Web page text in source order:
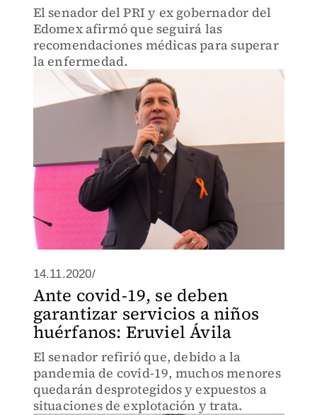
El senador del PRI y ex gobernador del
Edomex afirmó que seguirá las
recomendaciones médicas para superar
la enfermedad.
14.11.2020/
Ante covid-19, se deben
garantizar servicios a niños
huérfanos: Eruviel Ávila
El senador refirió que, debido a la
pandemia de covid-19, muchos menores
quedarán desprotegidos y expuestos a
situaciones de explotación y trata.